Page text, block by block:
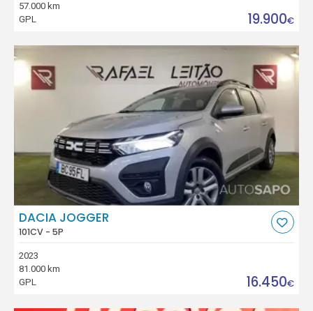
57.000 km
GPL
19.900€
DACIA JOGGER
101CV - 5P
2023
81.000 km
GPL
16.450€